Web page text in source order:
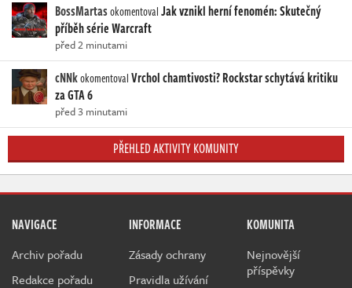
BossMartasokomentovalJak vznikl herní fenomén: Skutečný
příběh série Warcraft
před 2 minutami
cNNkokomentovalVrchol chamtivosti? Rockstar schytává kritiku
za GTA 6
před 3 minutami
PŘEHLED AKTIVITY KOMUNITY
NAVIGACE
Archiv pořadu
Redakce pořadu
INFORMACE
Zásady ochrany
Pravidla užívání
KOMUNITA
Nejnovější
příspěvky